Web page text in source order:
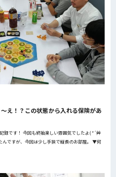
え！？この状態から入れる保険があ
録です！ 今回も終始楽しい雰囲気でしたよ( *´艸
んですが、今回は少し手狭で縦長のお部屋。 ▼何